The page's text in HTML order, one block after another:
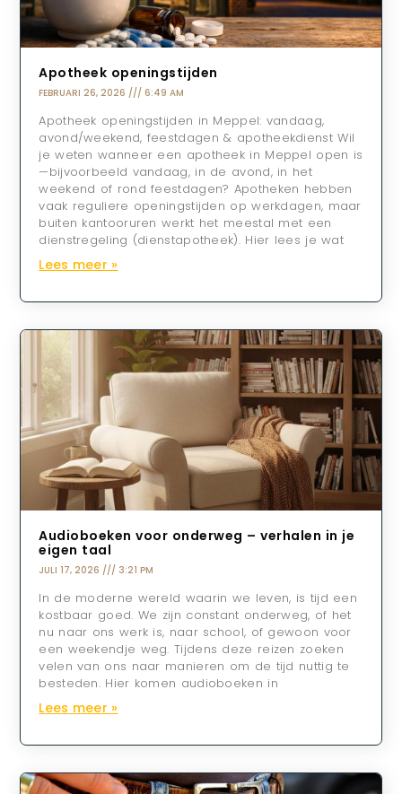
Apotheek openingstijden
FEBRUARI 26, 2026 6:49 AM
Apotheek openingstijden in Meppel: vandaag,
avond/weekend, feestdagen & apotheekdienst Wil
je weten wanneer een apotheek in Meppel open is
—bijvoorbeeld vandaag, in de avond, in het
weekend of rond feestdagen? Apotheken hebben
vaak reguliere openingstijden op werkdagen, maar
buiten kantooruren werkt het meestal met een
dienstregeling (dienstapotheek). Hier lees je wat
Lees meer »
Audioboeken voor onderweg – verhalen in je
eigen taal
JULI 17, 2026 3:21 PM
In de moderne wereld waarin we leven, is tijd een
kostbaar goed. We zijn constant onderweg, of het
nu naar ons werk is, naar school, of gewoon voor
een weekendje weg. Tijdens deze reizen zoeken
velen van ons naar manieren om de tijd nuttig te
besteden. Hier komen audioboeken in
Lees meer »